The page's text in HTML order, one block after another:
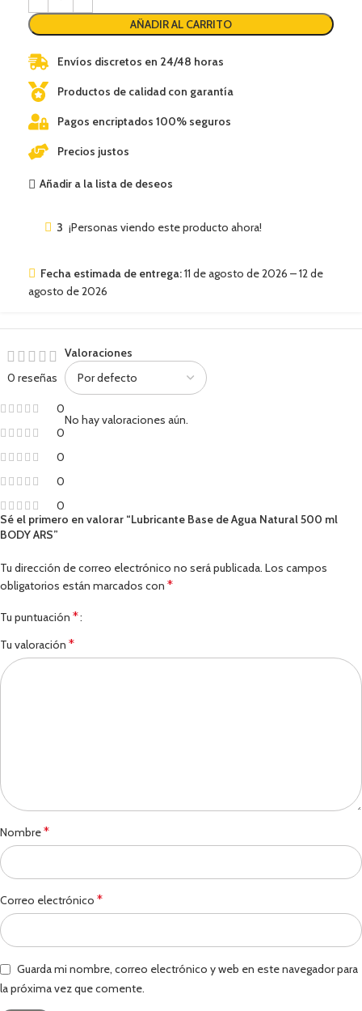
AÑADIR AL CARRITO
Envíos discretos en 24/48 horas
Productos de calidad con garantía
Pagos encriptados 100% seguros
Precios justos
Añadir a la lista de deseos
3 ¡Personas viendo este producto ahora!
Fecha estimada de entrega:11 de agosto de 2026 – 12 de
agosto de 2026
0 reseñas
0
0
0
0
0
Valoraciones
No hay valoraciones aún.
Sé el primero en valorar “Lubricante Base de Agua Natural 500 ml
BODY ARS”
Tu dirección de correo electrónico no será publicada. Los campos
obligatorios están marcados con *
Tu puntuación *
Tu valoración *
Nombre*
Correo electrónico *
Guarda mi nombre, correo electrónico y web en este navegador para
la próxima vez que comente.